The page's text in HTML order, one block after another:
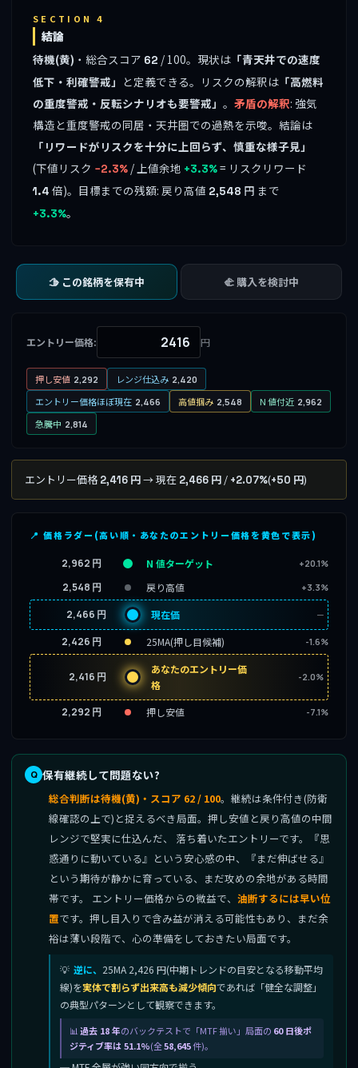
SECTION 4
結論
待機(黄) ・総合スコア 62 / 100。現状は 「青天井での速度
低下・利確警戒」 と定義できる。リスクの解釈は 「高燃料
の重度警戒・反転シナリオも要警戒」 。 矛盾の解釈: 強気
構造と重度警戒の同居・天井圏での過熱を示唆。結論は
「リワードがリスクを十分に上回らず、慎重な様子見」
(下値リスク −2.3% / 上値余地 +3.3%= リスクリワード
1.4 倍)。目標までの残額: 戻り高値 2,548 円 まで
+3.3%。
🫱 この銘柄を保有中 🫲 購入を検討中
エントリー価格: 円
押し安値 2,292 レンジ仕込み 2,420
エントリー価格ほぼ現在 2,466 高値掴み 2,548 N 値付近 2,962
急騰中 2,814
エントリー価格 2,416 円→ 現在 2,466 円 / +2.07%(+50 円)
📍 価格ラダー(高い順・あなたのエントリー価格を黄色で表示)
2,962 円 N 値ターゲット +20.1%
2,548 円 戻り高値 +3.3%
2,466 円 現在価 ─
2,426 円 25MA(押し目候補) -1.6%
2,416 円
あなたのエントリー価
格
-2.0%
2,292 円 押し安値 -7.1%
保有継続して問題ない?
総合判断は待機(黄)・スコア 62 / 100。継続は条件付き(防衛
線確認の上で)と捉えるべき局面。押し安値と戻り高値の中間
レンジで堅実に仕込んだ、 落ち着いたエントリーです。『思
惑通りに動いている』という安心感の中、『まだ伸ばせる』
という期待が静かに育っている、まだ攻めの余地がある時間
帯です。 エントリー価格からの微益で、 油断するには早い位
置です。押し目入りで含み益が消える可能性もあり、まだ余
裕は薄い段階で、心の準備をしておきたい局面です。
逆に、 25MA 2,426 円(中期トレンドの目安となる移動平均
線)を実体で割らず出来高も減少傾向であれば「健全な調整」
の典型パターンとして観察できます。
過去 18 年のバックテストで「MTF 揃い」局面の 60 日後ポ
ジティブ率は 51.1%(全58,645件)。